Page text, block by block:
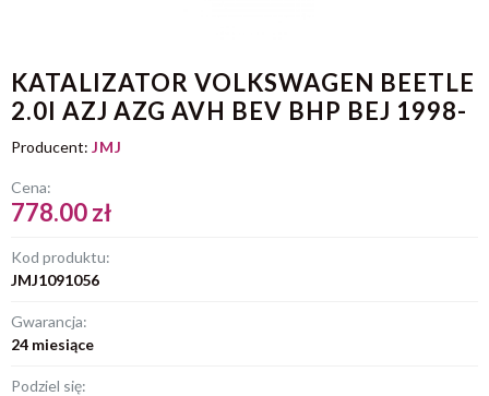
KATALIZATOR VOLKSWAGEN BEETLE
2.0I AZJ AZG AVH BEV BHP BEJ 1998-
Producent: JMJ
Cena:
778.00 zł
Kod produktu:
JMJ1091056
Gwarancja:
24 miesiące
Podziel się: